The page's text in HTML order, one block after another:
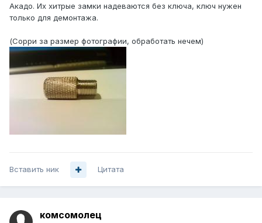
Акадо. Их хитрые замки надеваются без ключа, ключ нужен
только для демонтажа.
(Сорри за размер фотографии, обработать нечем)
Вставить ник Цитата
комсомолец